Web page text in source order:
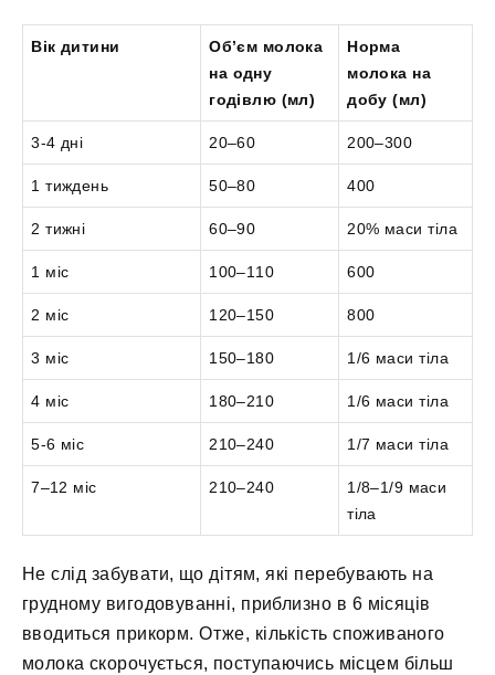
Вік дитини
Об’єм молока
на одну
годівлю (мл)
Норма
молока на
добу (мл)
3-4 дні 20–60 200–300
1 тиждень 50–80 400
2 тижні 60–90 20% маси тіла
1 міс 100–110 600
2 міс 120–150 800
3 міс 150–180 1/6 маси тіла
4 міс 180–210 1/6 маси тіла
5-6 міс 210–240 1/7 маси тіла
7–12 міс 210–240
1/8–1/9 маси
тіла
Не слід забувати, що дітям, які перебувають на
грудному вигодовуванні, приблизно в 6 місяців
вводиться прикорм. Отже, кількість споживаного
молока скорочується, поступаючись місцем більш